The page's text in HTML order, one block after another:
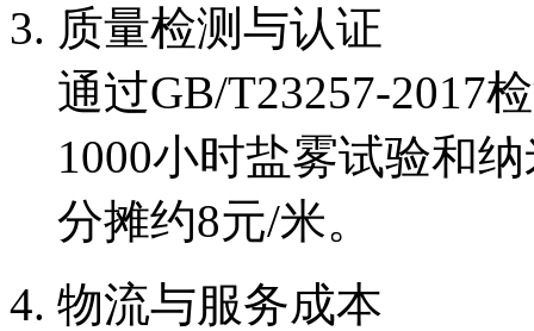
质量检测与认证
通过GB/T23257-2017
1000小时盐雾试验和
分摊约8元/米。
物流与服务成本